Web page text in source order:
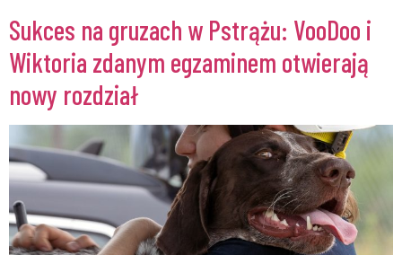
Sukces na gruzach w Pstrążu: VooDoo i
Wiktoria zdanym egzaminem otwierają
nowy rozdział